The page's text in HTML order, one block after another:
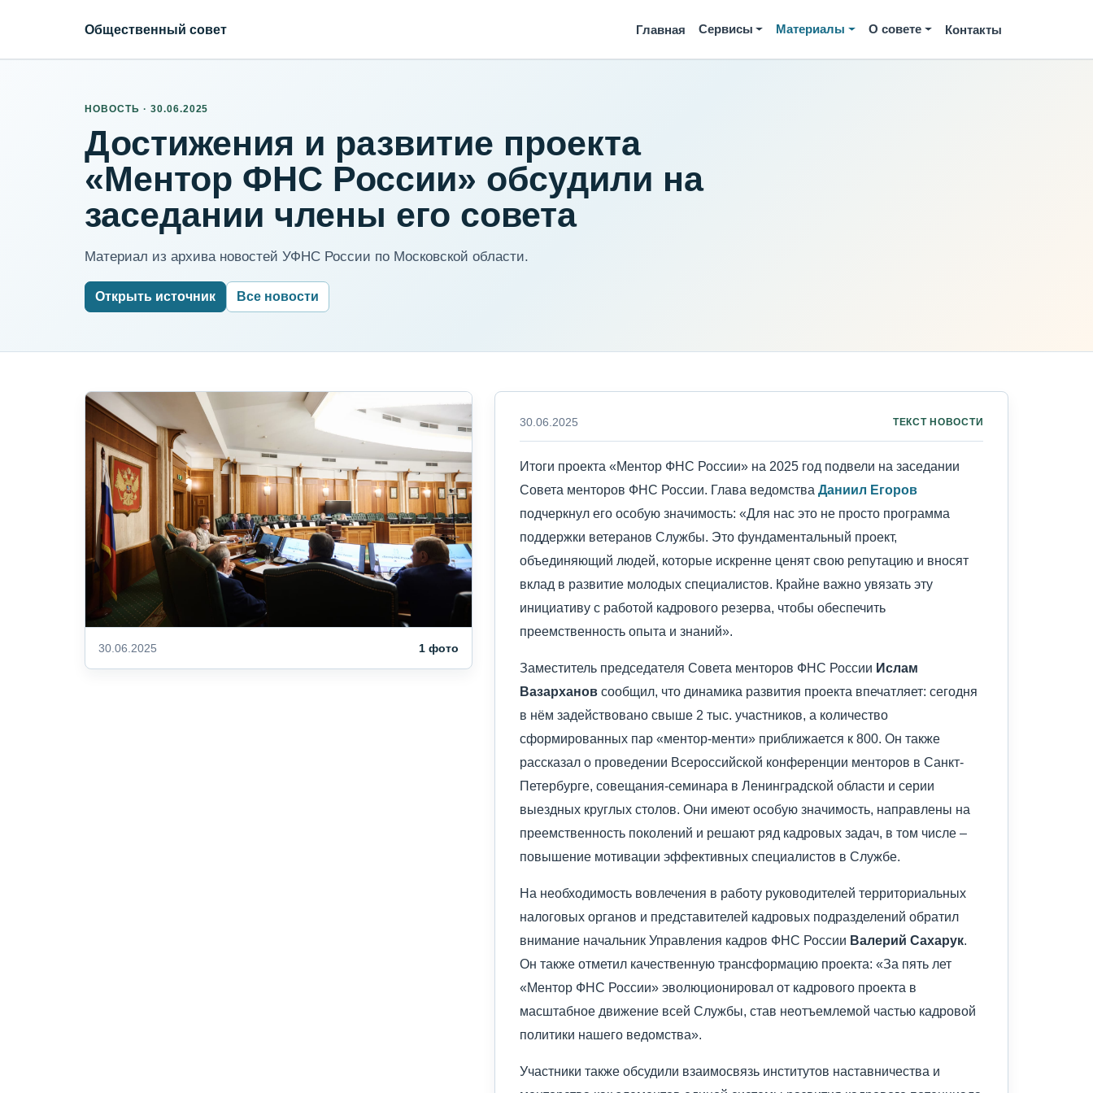
Общественный совет Главная Сервисы Материалы О совете Контакты
НОВОСТЬ · 30.06.2025
Достижения и развитие проекта
«Ментор ФНС России» обсудили на
заседании члены его совета
Материал из архива новостей УФНС России по Московской области.
Открыть источник Все новости
30.06.2025 1 фото
30.06.2025 ТЕКСТ НОВОСТИ
Итоги проекта «Ментор ФНС России» на 2025 год подвели на заседании
Совета менторов ФНС России. Глава ведомства Даниил Егоров
подчеркнул его особую значимость: «Для нас это не просто программа
поддержки ветеранов Службы. Это фундаментальный проект,
объединяющий людей, которые искренне ценят свою репутацию и вносят
вклад в развитие молодых специалистов. Крайне важно увязать эту
инициативу с работой кадрового резерва, чтобы обеспечить
преемственность опыта и знаний».
Заместитель председателя Совета менторов ФНС России Ислам
Вазархановсообщил, что динамика развития проекта впечатляет: сегодня
в нём задействовано свыше 2 тыс. участников, а количество
сформированных пар «ментор-менти» приближается к 800. Он также
рассказал о проведении Всероссийской конференции менторов в Санкт-
Петербурге, совещания-семинара в Ленинградской области и серии
выездных круглых столов. Они имеют особую значимость, направлены на
преемственность поколений и решают ряд кадровых задач, в том числе –
повышение мотивации эффективных специалистов в Службе.
На необходимость вовлечения в работу руководителей территориальных
налоговых органов и представителей кадровых подразделений обратил
внимание начальник Управления кадров ФНС России Валерий Сахарук.
Он также отметил качественную трансформацию проекта: «За пять лет
«Ментор ФНС России» эволюционировал от кадрового проекта в
масштабное движение всей Службы, став неотъемлемой частью кадровой
политики нашего ведомства».
Участники также обсудили взаимосвязь институтов наставничества и